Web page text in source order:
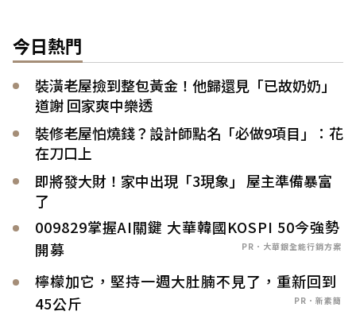
今日熱門
裝潢老屋撿到整包黃金！他歸還見「已故奶奶」
道謝 回家爽中樂透
裝修老屋怕燒錢？設計師點名「必做9項目」：花
在刀口上
即將發大財！家中出現「3現象」 屋主準備暴富
了
009829掌握AI關鍵 大華韓國KOSPI 50今強勢
開募
PR．大華銀全能行銷方案
檸檬加它，堅持一週大肚腩不見了，重新回到
45公斤
PR．新素簡